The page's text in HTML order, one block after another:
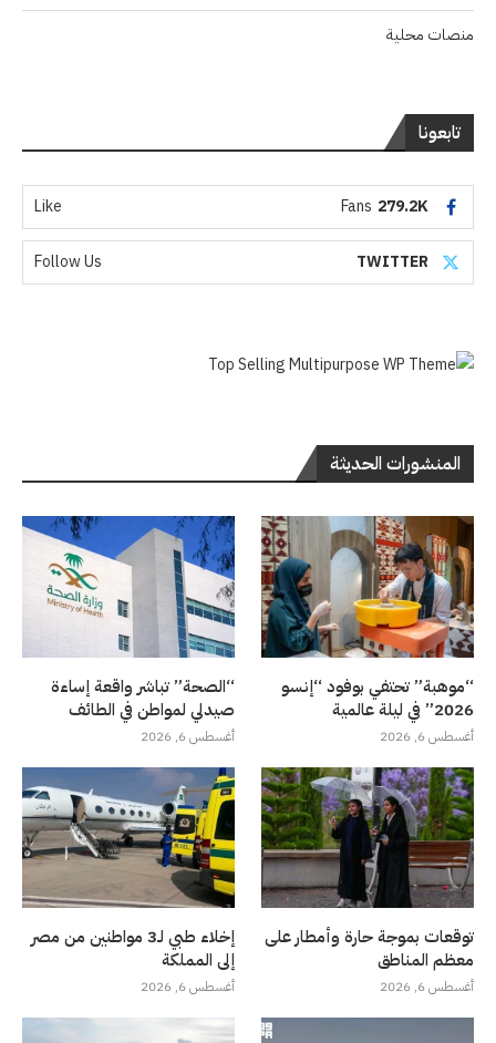
منصات محلية
تابعونا
279.2K
Fans
Like
TWITTER
Follow Us
المنشورات الحديثة
“موهبة” تحتفي بوفود “إنسو
2026” في ليلة عالمية
أغسطس 6, 2026
“الصحة” تباشر واقعة إساءة
صيدلي لمواطن في الطائف
أغسطس 6, 2026
توقعات بموجة حارة وأمطار على
معظم المناطق
أغسطس 6, 2026
إخلاء طبي لـ3 مواطنين من مصر
إلى المملكة
أغسطس 6, 2026